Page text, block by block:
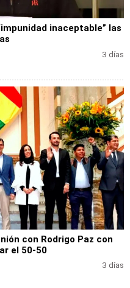
inaceptable” las
3 días
con Rodrigo Paz con
el 50-50
3 días